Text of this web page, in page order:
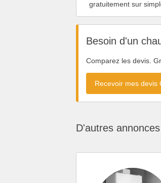
gratuitement sur
Besoin d'un
Comparez les devis.
Recevoir mes devis
D'autres